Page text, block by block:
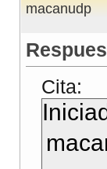
macanudp
Cita: